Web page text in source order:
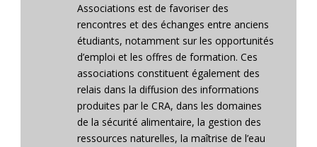
Associations est de favoriser des
rencontres et des échanges entre anciens
étudiants, notamment sur les opportunités
d’emploi et les offres de formation. Ces
associations constituent également des
relais dans la diffusion des informations
produites par le CRA, dans les domaines
de la sécurité alimentaire, la gestion des
ressources naturelles, la maîtrise de l’eau